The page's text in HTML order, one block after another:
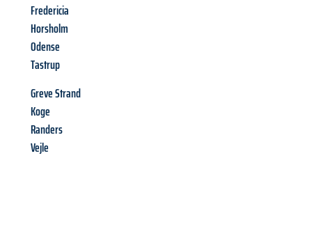
Fredericia
Horsholm
Odense
Tastrup
Greve Strand
Koge
Randers
Vejle